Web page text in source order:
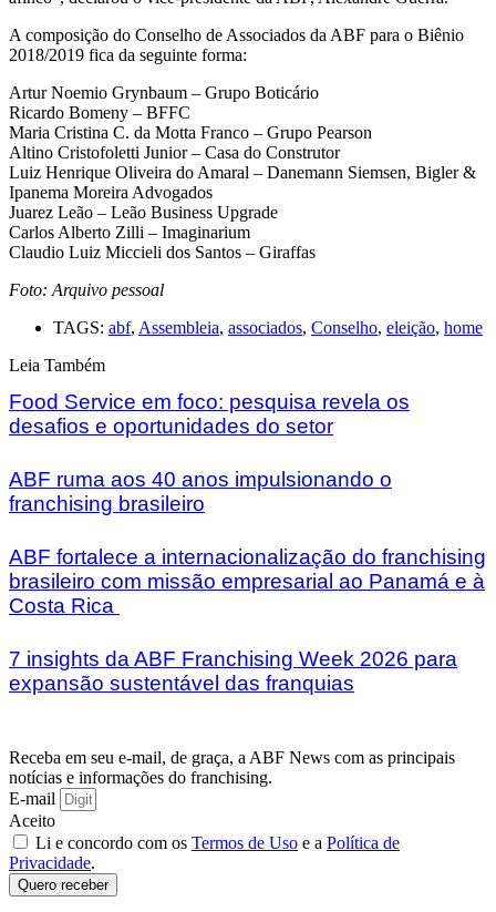
A composição do Conselho de Associados da ABF para o Biênio
2018/2019 fica da seguinte forma:
Artur Noemio Grynbaum – Grupo Boticário
Ricardo Bomeny – BFFC
Maria Cristina C. da Motta Franco – Grupo Pearson
Altino Cristofoletti Junior – Casa do Construtor
Luiz Henrique Oliveira do Amaral – Danemann Siemsen, Bigler &
Ipanema Moreira Advogados
Juarez Leão – Leão Business Upgrade
Carlos Alberto Zilli – Imaginarium
Claudio Luiz Miccieli dos Santos – Giraffas
Foto: Arquivo pessoal
TAGS: abf, Assembleia, associados, Conselho, eleição, home
Leia Também
Food Service em foco: pesquisa revela os
desafios e oportunidades do setor
ABF ruma aos 40 anos impulsionando o
franchising brasileiro
ABF fortalece a internacionalização do franchising
brasileiro com missão empresarial ao Panamá e à
Costa Rica
7 insights da ABF Franchising Week 2026 para
expansão sustentável das franquias
Receba em seu e-mail, de graça, a ABF News com as principais
notícias e informações do franchising.
E-mail
Aceito
Li e concordo com os Termos de Uso e a Política de
Privacidade.
Quero receber